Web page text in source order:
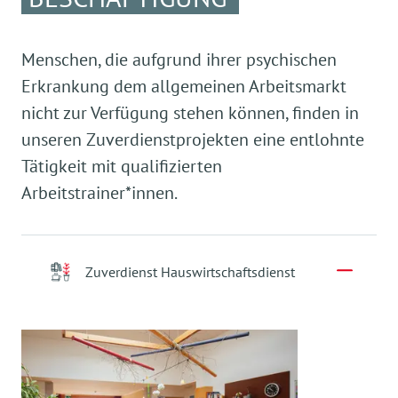
eigenen Wohnung benötigen Sie ein hohes Maß
an Selbständigkeit, brauchen in einigen
Bereichen des täglichen Lebens aber noch
Unterstützung.
Betreutes Einzelwohnen
Menschen, die aufgrund ihrer psychischen
Erkrankung dem allgemeinen Arbeitsmarkt
nicht zur Verfügung stehen können, finden in
unseren Zuverdienstprojekten eine entlohnte
Tätigkeit mit qualifizierten
Arbeitstrainer*innen.
Zuverdienst Hauswirtschaftsdienst